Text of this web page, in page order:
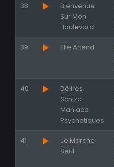
38
Bienvenue
Sur Mon
Boulevard
39 Elle Attend
40
Délires
Schizo
Maniaco
Psychotiques
41
Je Marche
Seul